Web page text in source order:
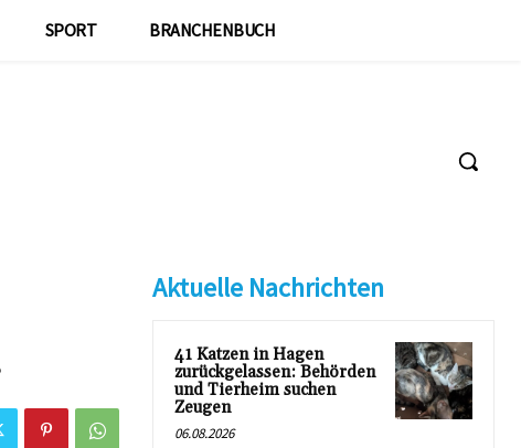
SPORT BRANCHENBUCH
Aktuelle Nachrichten
41 Katzen in Hagen
zurückgelassen: Behörden
und Tierheim suchen
Zeugen
06.08.2026